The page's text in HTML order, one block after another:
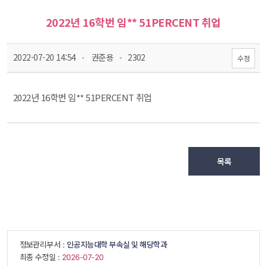
2022년 16학번 임** 51PERCENT 취업
2022-07-20 14:54 권준용 2302 수정
2022년 16학번 임** 51PERCENT 취업
목록
정보관리부서 : 인공지능대학 부속실 및 해당학과
최종 수정일 : 2026-07-20